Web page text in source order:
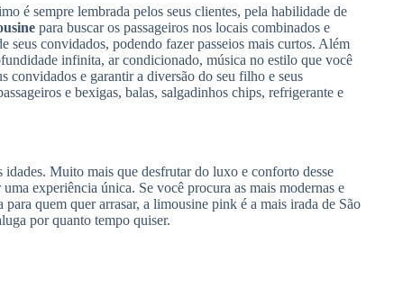
é sempre lembrada pelos seus clientes, pela habilidade de
para buscar os passageiros nos locais combinados e
seus convidados, podendo fazer passeios mais curtos. Além
infinita, ar condicionado, música no estilo que você
convidados e garantir a diversão do seu filho e seus
e bexigas, balas, salgadinhos chips, refrigerante e
Muito mais que desfrutar do luxo e conforto desse
experiência única. Se você procura as mais modernas e
quem quer arrasar, a limousine pink é a mais irada de São
por quanto tempo quiser.